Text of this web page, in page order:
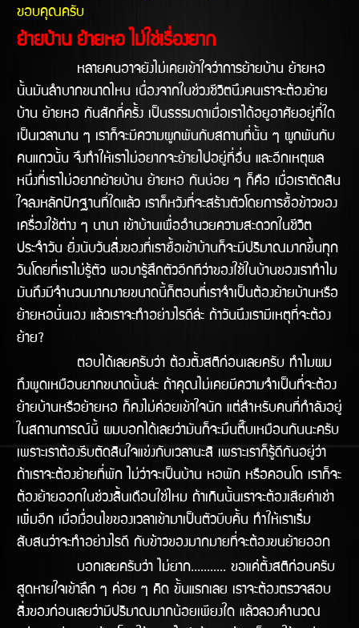
ขอบคุณครับ
ย้ายบ้าน ย้ายหอ ไม่ใช่เรื่องยาก
หลายคนอาจยังไม่เคยเข้าใจว่าการย้ายบ้าน ย้ายหอ
นั้นมันลำบากขนาดไหน เนื่องจากในช่วงชีวิตนึงคนเราจะต้องย้าย
บ้าน ย้ายหอ กันสักกี่ครั้ง เป็นธรรมดาเมื่อเราได้อยูอาศัยอยู่ที่ใด
เป็นเวลานาน ๆ เราก็จะมีความผูกพันกับสถานที่นั้น ๆ ผูกพันกับ
คนแถวนั้น จึงทำให้เราไม่อยากจะย้ายไปอยู่ที่อื่น และอีกเหตุผล
หนึ่งที่เราไม่อยากย้ายบ้าน ย้ายหอ กันบ่อย ๆ ก็คือ เมื่อเราตัดสิน
ใจลงหลักปักฐานที่ใดแล้ว เราก็หวังที่จะสร้างตัวโดยการซื้อข้าวของ
เครื่องใช้ต่าง ๆ นานา เข้าบ้านเพื่ออำนวยความสะดวกในชีวิต
ประจำวัน ยิ่งนับวันสิ่งของที่เราซื้อเข้าบ้านก็จะมีปริมาณมากขึ้นทุก
วันโดยที่เราไม่รู้ตัว พอมารู้สึกตัวอีกทีว่าของใช้ในบ้านของเราทำไม
มันถึงมีจำนวนมากมายขนาดนี้ก็ตอนที่เราจำเป็นต้องย้ายบ้านหรือ
ย้ายหอนั่นเอง แล้วเราจะทำอย่างไรดีล้่ะ ถ้าวันนึงเรามีเหตุที่จะต้อง
ย้าย?
ตอบได้เลยครับว่า ต้องตั้งสติก่อนเลยครับ ทำไมผม
ถึงพูดเหมือนยากขนาดนั้นล่ะ ถ้าคุณไม่เคยมีความจำเป็นที่จะต้อง
ย้ายบ้านหรือย้ายหอ ก็คงไม่ค่อยเข้้าใจนัก แต่สำหรับคนที่กำลังอยู่
ในสถานการณ์นี้ ผมบอกได้เลยว่ามันก็จะมึนตึ๊บเหมือนกันนะครับ
เพราะเราต้องรีบตัดสินใจแข่งกับเวลานะสิ เพราะเราก็รู้ดีกันอยู่ว่า
ถ้าเราจะต้องย้ายที่พัก ไม่ว่าจะเป็นบ้าน หอพัก หรือคอนโด เราก็จะ
ต้องย้ายออกในช่่วงสิ้นเดือนใช่ไหม ถ้าเกินนั้นเราจะต้องเสียค่าเช่า
เพิ่มอีก เมื่อเงื่อนไขของเวลาเข้ามาเป็นตัวบีบคั้น ทำให้เราเริ่ม
สับสนว่าจะทำอย่างไรดี กับข้าวของมากมายที่จะต้องขนย้ายออก
บอกเลยครับว่า ไม่ยาก........... ขอแค่ตั้งสติก่อนครับ
สูดหายใจเข้าลึก ๆ ค่อย ๆ คิด ขั้นแรกเลย เราจะต้องตรวจสอบ
สิ่งของก่อนเลยว่ามีปริมาณมากน้อยเพียงใด แล้วลองคำนวณ